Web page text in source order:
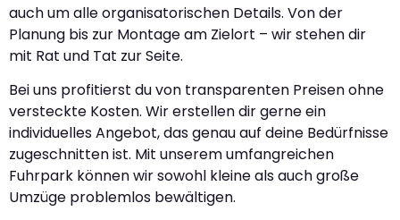
auch um alle organisatorischen Details. Von der
Planung bis zur Montage am Zielort – wir stehen dir
mit Rat und Tat zur Seite.
Bei uns profitierst du von transparenten Preisen ohne
versteckte Kosten. Wir erstellen dir gerne ein
individuelles Angebot, das genau auf deine Bedürfnisse
zugeschnitten ist. Mit unserem umfangreichen
Fuhrpark können wir sowohl kleine als auch große
Umzüge problemlos bewältigen.